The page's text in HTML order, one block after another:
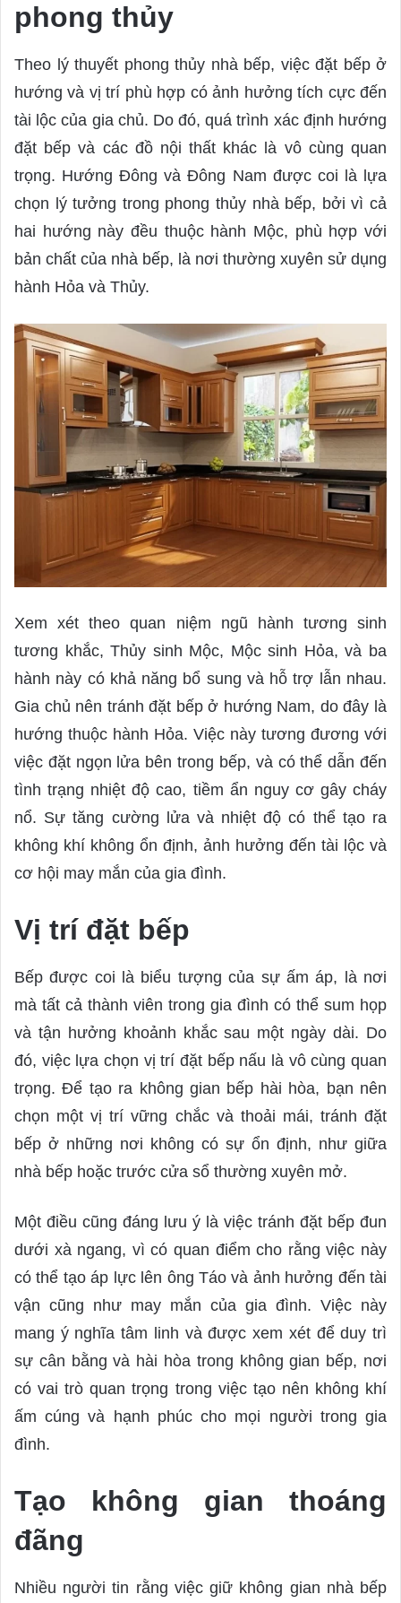
phong thủy
Theo lý thuyết phong thủy nhà bếp, việc đặt bếp ở
hướng và vị trí phù hợp có ảnh hưởng tích cực đến
tài lộc của gia chủ. Do đó, quá trình xác định hướng
đặt bếp và các đồ nội thất khác là vô cùng quan
trọng. Hướng Đông và Đông Nam được coi là lựa
chọn lý tưởng trong phong thủy nhà bếp, bởi vì cả
hai hướng này đều thuộc hành Mộc, phù hợp với
bản chất của nhà bếp, là nơi thường xuyên sử dụng
hành Hỏa và Thủy.
Xem xét theo quan niệm ngũ hành tương sinh
tương khắc, Thủy sinh Mộc, Mộc sinh Hỏa, và ba
hành này có khả năng bổ sung và hỗ trợ lẫn nhau.
Gia chủ nên tránh đặt bếp ở hướng Nam, do đây là
hướng thuộc hành Hỏa. Việc này tương đương với
việc đặt ngọn lửa bên trong bếp, và có thể dẫn đến
tình trạng nhiệt độ cao, tiềm ẩn nguy cơ gây cháy
nổ. Sự tăng cường lửa và nhiệt độ có thể tạo ra
không khí không ổn định, ảnh hưởng đến tài lộc và
cơ hội may mắn của gia đình.
Vị trí đặt bếp
Bếp được coi là biểu tượng của sự ấm áp, là nơi
mà tất cả thành viên trong gia đình có thể sum họp
và tận hưởng khoảnh khắc sau một ngày dài. Do
đó, việc lựa chọn vị trí đặt bếp nấu là vô cùng quan
trọng. Để tạo ra không gian bếp hài hòa, bạn nên
chọn một vị trí vững chắc và thoải mái, tránh đặt
bếp ở những nơi không có sự ổn định, như giữa
nhà bếp hoặc trước cửa sổ thường xuyên mở.
Một điều cũng đáng lưu ý là việc tránh đặt bếp đun
dưới xà ngang, vì có quan điểm cho rằng việc này
có thể tạo áp lực lên ông Táo và ảnh hưởng đến tài
vận cũng như may mắn của gia đình. Việc này
mang ý nghĩa tâm linh và được xem xét để duy trì
sự cân bằng và hài hòa trong không gian bếp, nơi
có vai trò quan trọng trong việc tạo nên không khí
ấm cúng và hạnh phúc cho mọi người trong gia
đình.
Tạo không gian thoáng
đãng
Nhiều người tin rằng việc giữ không gian nhà bếp